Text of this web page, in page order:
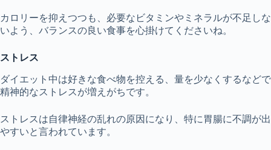
カロリーを抑えつつも、必要なビタミンやミネラルが不足しな
いよう、バランスの良い食事を心掛けてくださいね。
ストレス
ダイエット中は好きな食べ物を控える、量を少なくするなどで
精神的なストレスが増えがちです。
ストレスは自律神経の乱れの原因になり、特に胃腸に不調が出
やすいと言われています。